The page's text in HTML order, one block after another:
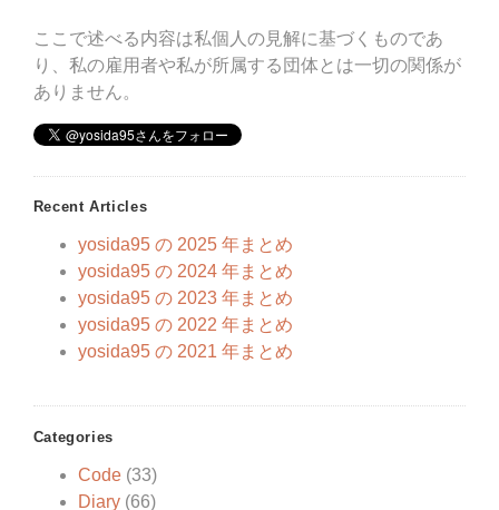
ここで述べる内容は私個人の見解に基づくものであ
り、私の雇用者や私が所属する団体とは一切の関係が
ありません。
Recent Articles
yosida95 の 2025 年まとめ
yosida95 の 2024 年まとめ
yosida95 の 2023 年まとめ
yosida95 の 2022 年まとめ
yosida95 の 2021 年まとめ
Categories
Code(33)
Diary(66)